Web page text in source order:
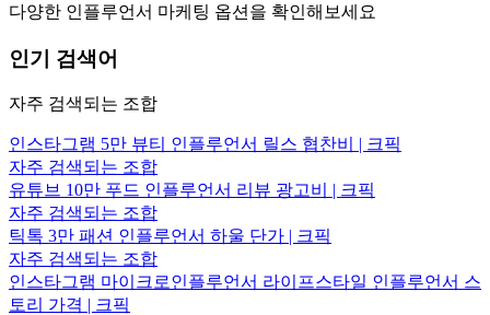
다양한 인플루언서 마케팅 옵션을 확인해보세요
인기 검색어
자주 검색되는 조합
인스타그램 5만 뷰티 인플루언서 릴스 협찬비 | 크픽
자주 검색되는 조합
유튜브 10만 푸드 인플루언서 리뷰 광고비 | 크픽
자주 검색되는 조합
틱톡 3만 패션 인플루언서 하울 단가 | 크픽
자주 검색되는 조합
인스타그램 마이크로인플루언서 라이프스타일 인플루언서 스
토리 가격 | 크픽